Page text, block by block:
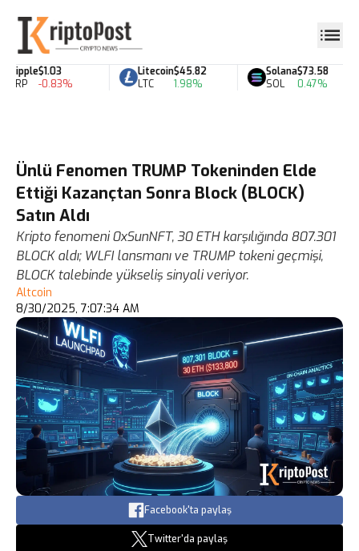
Ripple
XRP
$1.03
-0.83%
Litecoin
LTC
$45.82
1.98%
Solana
SOL
$73.58
0.47%
Ünlü Fenomen TRUMP Tokeninden Elde
Ettiği Kazançtan Sonra Block (BLOCK)
Satın Aldı
Kripto fenomeni 0xSunNFT, 30 ETH karşılığında 807.301
BLOCK aldı; WLFI lansmanı ve TRUMP tokeni geçmişi,
BLOCK talebinde yükseliş sinyali veriyor.
Altcoin
8/30/2025, 7:07:34 AM
Facebook'ta paylaş
Twitter'da paylaş